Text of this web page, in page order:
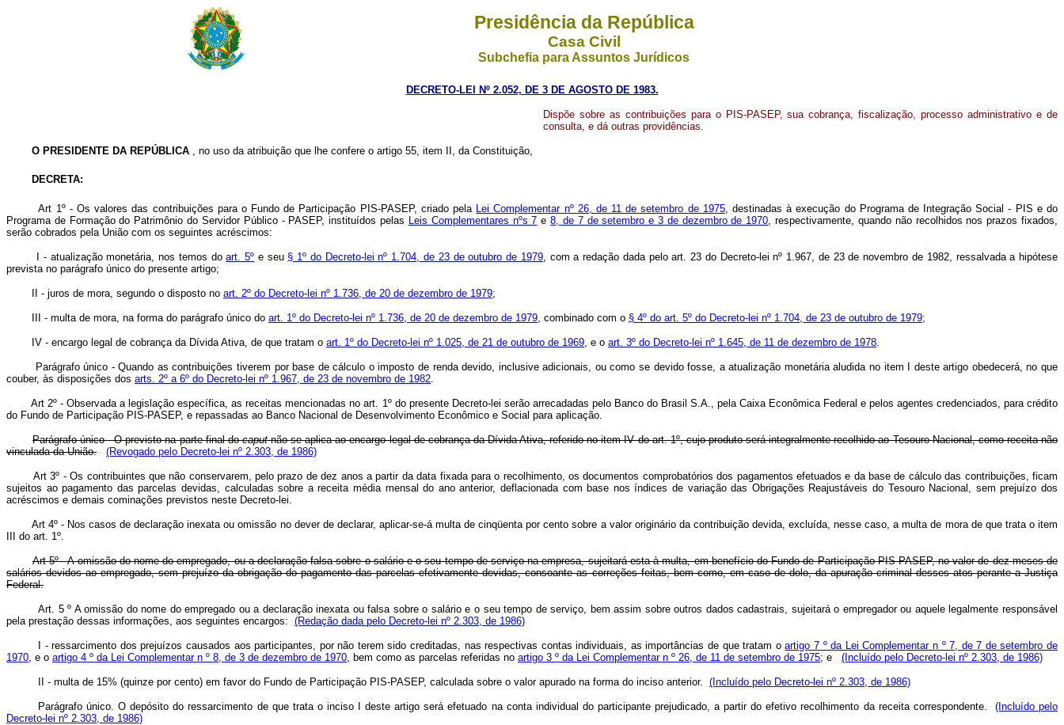
Presidência da República
Casa Civil
Subchefia para Assuntos Jurídicos
DECRETO-LEI Nº 2.052, DE 3 DE AGOSTO DE 1983.
Dispõe sobre as contribuições para o PIS-PASEP, sua cobrança, fiscalização, processo administrativo e de
consulta, e dá outras providências.
O PRESIDENTE DA REPÚBLICA , no uso da atribuição que lhe confere o artigo 55, item II, da Constituição,
DECRETA:
Art 1º - Os valores das contribuições para o Fundo de Participação PIS-PASEP, criado pela Lei Complementar nº 26, de 11 de setembro de 1975, destinadas à execução do Programa de Integração Social - PIS e do
Programa de Formação do Patrimônio do Servidor Público - PASEP, instituídos pelas
Leis Complementares nºs 7 e8, de 7 de setembro e 3 de dezembro de 1970 , respectivamente, quando não recolhidos nos prazos fixados,
serão cobrados pela União com os seguintes acréscimos:
I - atualização monetária, nos temos doart. 5º e seu § 1º do Decreto-lei nº 1.704, de 23 de outubro de 1979, com a redação dada pelo art. 23 do Decreto-lei nº 1.967, de 23 de novembro de 1982, ressalvada a hipótese
prevista no parágrafo único do presente artigo;
II - juros de mora, segundo o disposto no art. 2º do Decreto-lei nº 1.736, de 20 de dezembro de 1979;
III - multa de mora, na forma do parágrafo único do art. 1º do Decreto-lei nº 1.736, de 20 de dezembro de 1979 , combinado com o § 4º do art. 5º do Decreto-lei nº 1.704, de 23 de outubro de 1979;
IV - encargo legal de cobrança da Dívida Ativa, de que tratam o art. 1º do Decreto-lei nº 1.025, de 21 de outubro de 1969 , e o art. 3º do Decreto-lei nº 1.645, de 11 de dezembro de 1978
Parágrafo único - Quando as contribuições tiverem por base de cálculo o imposto de renda devido, inclusive adicionais, ou como se devido fosse, a atualização monetária aludida no item I deste artigo obedecerá, no que
couber, às disposições dos arts. 2º a 6º do Decreto-lei nº 1.967, de 23 de novembro de 1982
Art 2º - Observada a legislação específica, as receitas mencionadas no art. 1º do presente Decreto-lei serão arrecadadas pelo Banco do Brasil S.A., pela Caixa Econômica Federal e pelos agentes credenciados, para crédito
do Fundo de Participação PIS-PASEP, e repassadas ao Banco Nacional de Desenvolvimento Econômico e Social para aplicação.
Parágrafo único - O previsto na parte final docaput não se aplica ao encargo legal de cobrança da Dívida Ativa, referido no item IV do art. 1º, cujo produto será integralmente recolhido ao Tesouro Nacional, como receita não
vinculada da União.
(Revogado pelo Decreto-lei nº 2.303, de 1986)
Art 3º - Os contribuintes que não conservarem, pelo prazo de dez anos a partir da data fixada para o recolhimento, os documentos comprobatórios dos pagamentos efetuados e da base de cálculo das contribuições, ficam
sujeitos ao pagamento das parcelas devidas, calculadas sobre a receita média mensal do ano anterior, deflacionada com base nos índices de variação das Obrigações Reajustáveis do Tesouro Nacional, sem prejuízo dos
acréscimos e demais cominações previstos neste Decreto-lei.
Art 4º - Nos casos de declaração inexata ou omissão no dever de declarar, aplicar-se-á multa de cinqüenta por cento sobre a valor originário da contribuição devida, excluída, nesse caso, a multa de mora de que trata o item
III do art. 1º.
Art 5º - A omissão do nome do empregado, ou a declaração falsa sobre o salário e o seu tempo de serviço na empresa, sujeitará esta à multa, em benefício do Fundo de Participação PIS-PASEP, no valor de dez meses de
salários devidos ao empregado, sem prejuízo da obrigação do pagamento das parcelas efetivamente devidas, consoante as correções feitas, bem como, em caso de dolo, da apuração criminal desses atos perante a Justiça
Federal.
Art. 5 º A omissão do nome do empregado ou a declaração inexata ou falsa sobre o salário e o seu tempo de serviço, bem assim sobre outros dados cadastrais, sujeitará o empregador ou aquele legalmente responsável
pela prestação dessas informações, aos seguintes encargos: (Redação dada pelo Decreto-lei nº 2.303, de 1986)
I - ressarcimento dos prejuízos causados aos participantes, por não terem sido creditadas, nas respectivas contas individuais, as importâncias de que tratam oartigo 7 º da Lei Complementar n º 7, de 7 de setembro de
1970 , e o artigo 4 º da Lei Complementar n º 8, de 3 de dezembro de 1970 , bem como as parcelas referidas no artigo 3 º da Lei Complementar n º 26, de 11 de setembro de 1975; e (Incluído pelo Decreto-lei nº 2.303, de 1986)
II - multa de 15% (quinze por cento) em favor do Fundo de Participação PIS-PASEP, calculada sobre o valor apurado na forma do inciso anterior. (Incluído pelo Decreto-lei nº 2.303, de 1986)
Parágrafo único. O depósito do ressarcimento de que trata o inciso I deste artigo será efetuado na conta individual do participante prejudicado, a partir do efetivo recolhimento da receita correspondente. (Incluído pelo
Decreto-lei nº 2.303, de 1986)